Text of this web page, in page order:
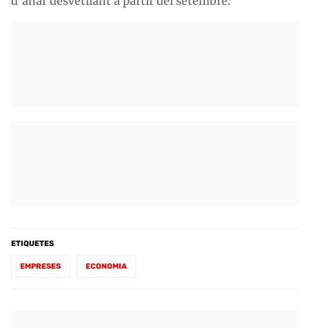
ETIQUETES
EMPRESES ECONOMIA